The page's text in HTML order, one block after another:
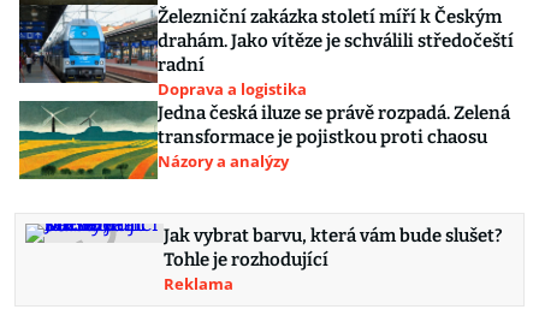
Železniční zakázka století míří k Českým
drahám. Jako vítěze je schválili středočeští
radní
Doprava a logistika
Jedna česká iluze se právě rozpadá. Zelená
transformace je pojistkou proti chaosu
Názory a analýzy
Jak vybrat barvu, která vám bude slušet?
Tohle je rozhodující
Reklama